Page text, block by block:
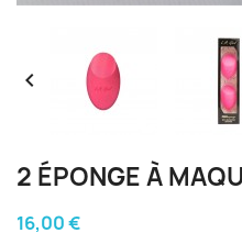

2 ÉPONGE À
16,00 €